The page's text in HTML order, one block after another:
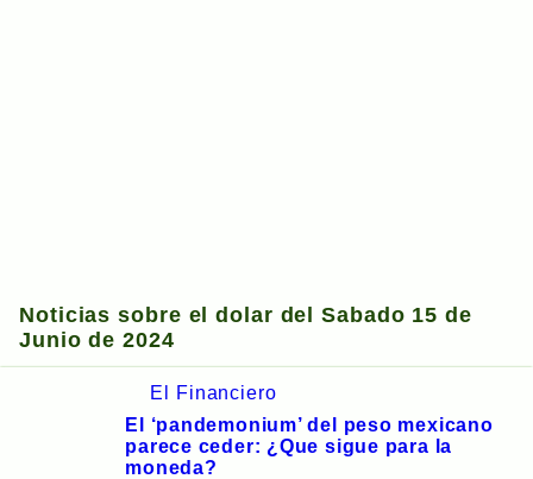
Noticias sobre el dolar del Sabado 15 de
Junio de 2024
El Financiero
El ‘pandemonium’ ​​del peso mexicano
parece ceder: ¿Que sigue para la
moneda?